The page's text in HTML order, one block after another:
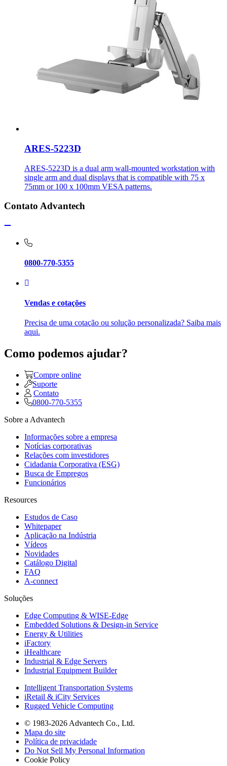
ARES-5223D
ARES-5223D is a dual arm wall-mounted workstation with
single arm and dual displays that is compatible with 75 x
75mm or 100 x 100mm VESA patterns.
Contato Advantech
0800-770-5355
Vendas e cotações
Precisa de uma cotação ou solução personalizada? Saiba mais
aqui.
Como podemos ajudar?
Compre online
Suporte
Contato
0800-770-5355
Sobre a Advantech
Informações sobre a empresa
Notícias corporativas
Relações com investidores
Cidadania Corporativa (ESG)
Busca de Empregos
Funcionários
Resources
Estudos de Caso
Whitepaper
Aplicação na Indústria
Vídeos
Novidades
Catálogo Digital
FAQ
A-connect
Soluções
Edge Computing & WISE-Edge
Embedded Solutions & Design-in Service
Energy & Utilities
iFactory
iHealthcare
Industrial & Edge Servers
Industrial Equipment Builder
Intelligent Transportation Systems
iRetail & iCity Services
Rugged Vehicle Computing
© 1983-2026 Advantech Co., Ltd.
Mapa do site
Política de privacidade
Do Not Sell My Personal Information
Cookie Policy